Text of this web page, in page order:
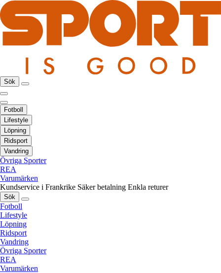
Sök
Fotboll
Lifestyle
Löpning
Ridsport
Vandring
Övriga Sporter
REA
Varumärken
Kundservice i Frankrike Säker betalning Enkla returer
Sök
Fotboll
Lifestyle
Löpning
Ridsport
Vandring
Övriga Sporter
REA
Varumärken